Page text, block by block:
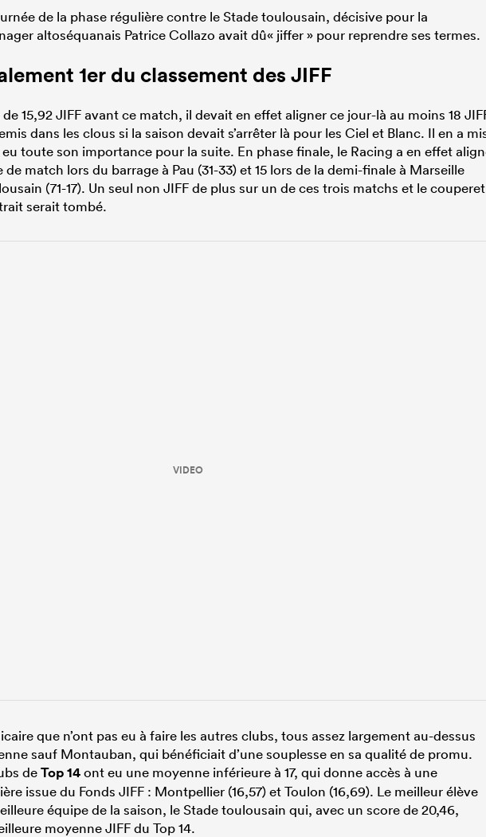
de la phase régulière contre le Stade toulousain, décisive pour la
altoséquanais Patrice Collazo avait dû« jiffer » pour reprendre ses termes.
1er du classement des JIFF
15,92 JIFF avant ce match, il devait en effet aligner ce jour-là au moins 18
dans les clous si la saison devait s’arrêter là pour les Ciel et Blanc. Il en a
toute son importance pour la suite. En phase finale, le Racing a en effet
de match lors du barrage à Pau (31-33) et 15 lors de la demi-finale à Marseille
(71-17). Un seul non JIFF de plus sur un de ces trois matchs et le couperet
serait tombé.
VIDEO
que n’ont pas eu à faire les autres clubs, tous assez largement au-dessus
sauf Montauban, qui bénéficiait d’une souplesse en sa qualité de promu.
deTop 14ont eu une moyenne inférieure à 17, qui donne accès à une
issue du Fonds JIFF : Montpellier (16,57) et Toulon (16,69). Le meilleur élève
équipe de la saison, le Stade toulousain qui, avec un score de 20,46,
moyenne JIFF du Top 14.